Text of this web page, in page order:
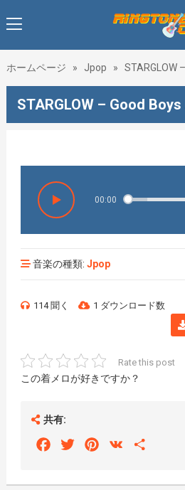
ホームページ » Jpop » STARGLOW
STARGLOW – Good
00:00
音楽の種類: Jpop
114 聞く 1 ダウンロード数
Rate this post
この着メロが好きですか？
共有:
FacebookTwitterPinterest
VK